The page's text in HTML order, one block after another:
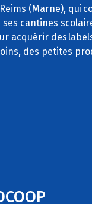
(Marne), qui
cantines
acquérir des
des petites